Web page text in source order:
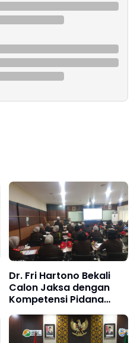
Dr. Fri Hartono Bekali
Calon Jaksa dengan
Kompetensi Pidana
Umum, Tekankan
Restorative Justice dan
Peran Dominus Litis